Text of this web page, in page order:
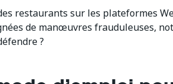
restaurants sur les plateformes
de manœuvres frauduleuses,
?